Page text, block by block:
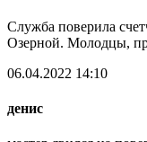
Служба поверила
Озерной. Молодцы,
06.04.2022 14:10
денис